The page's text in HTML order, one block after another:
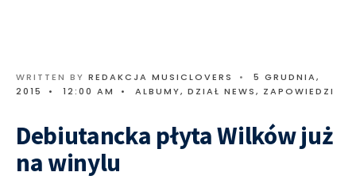
WRITTEN BY REDAKCJA MUSICLOVERS •
5 GRUDNIA,
2015
• 12:00 AM • ALBUMY, DZIAŁ NEWS, ZAPOWIEDZI
Debiutancka płyta Wilków już
na winylu